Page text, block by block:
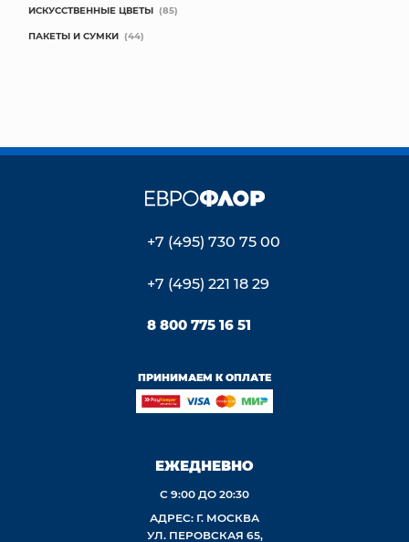
ИСКУССТВЕННЫЕ ЦВЕТЫ (85)
ПАКЕТЫ И СУМКИ (44)
+7 (495) 730 75 00
+7 (495) 221 18 29
8 800 775 16 51
ПРИНИМАЕМ К ОПЛАТЕ
ЕЖЕДНЕВНО
С 9:00 ДО 20:30
АДРЕС: Г. МОСКВА
УЛ. ПЕРОВСКАЯ 65,